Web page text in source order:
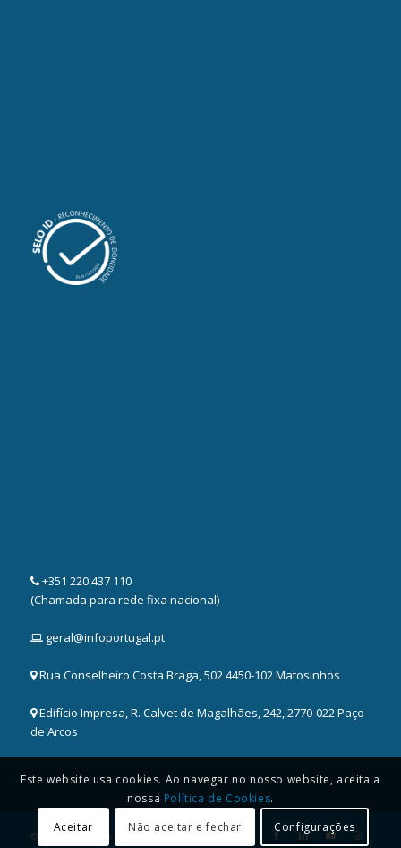
+351 220 437 110
(Chamada para rede fixa nacional)
geral@infoportugal.pt
Rua Conselheiro Costa Braga, 502 4450-102 Matosinhos
Edifício Impresa, R. Calvet de Magalhães, 242, 2770-022 Paço
de Arcos
© 2025 Copyright -
Este website usa cookies. Ao navegar no nosso website, aceita a
nossa Política de Cookies.
Aceitar
Não aceitar e fechar Configurações